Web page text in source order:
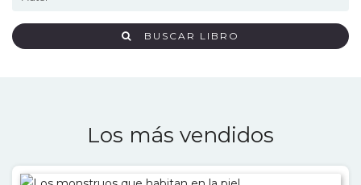
BUSCAR LIBRO
Los más vendidos